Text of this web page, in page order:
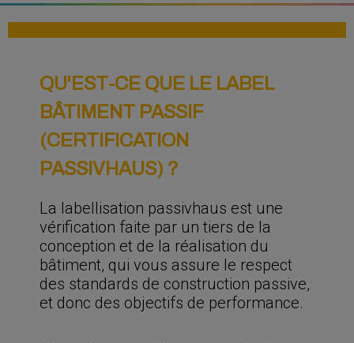
QU'EST-CE QUE LE LABEL
BÂTIMENT PASSIF
(CERTIFICATION
PASSIVHAUS) ?
La labellisation passivhaus est une
vérification faite par un tiers de la
conception et de la réalisation du
bâtiment, qui vous assure le respect
des standards de construction passive,
et donc des objectifs de performance.